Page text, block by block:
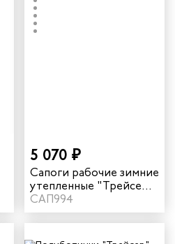
5 070 ₽
Сапоги рабочие зимние
утепленные "Трейсер"
TR16 с КП/КС цвет
черный
САП994